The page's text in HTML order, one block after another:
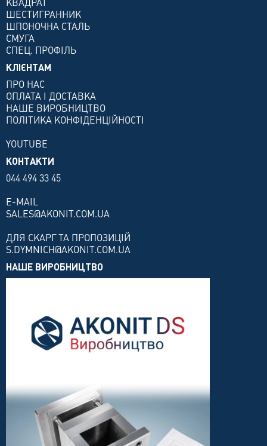
КВАДРАТ
ШЕСТИГРАННИК
ШПОНОЧНА СТАЛЬ
СМУГА
СПЕЦ. ПРОФІЛЬ
КЛІЄНТАМ
ПРО НАС
ОПЛАТА І ДОСТАВКА
НАШЕ ВИРОБНИЦТВО
ПОЛІТИКА КОНФІДЕНЦІЙНОСТІ
YOUTUBE
КОНТАКТИ
044 494 33 45
E-MAIL
SALES@AKONIT.COM.UA
ДЛЯ СКАРГ ТА ПРОПОЗИЦІЙ
S.DYMNICH@AKONIT.COM.UA
НАШЕ ВИРОБНИЦТВО